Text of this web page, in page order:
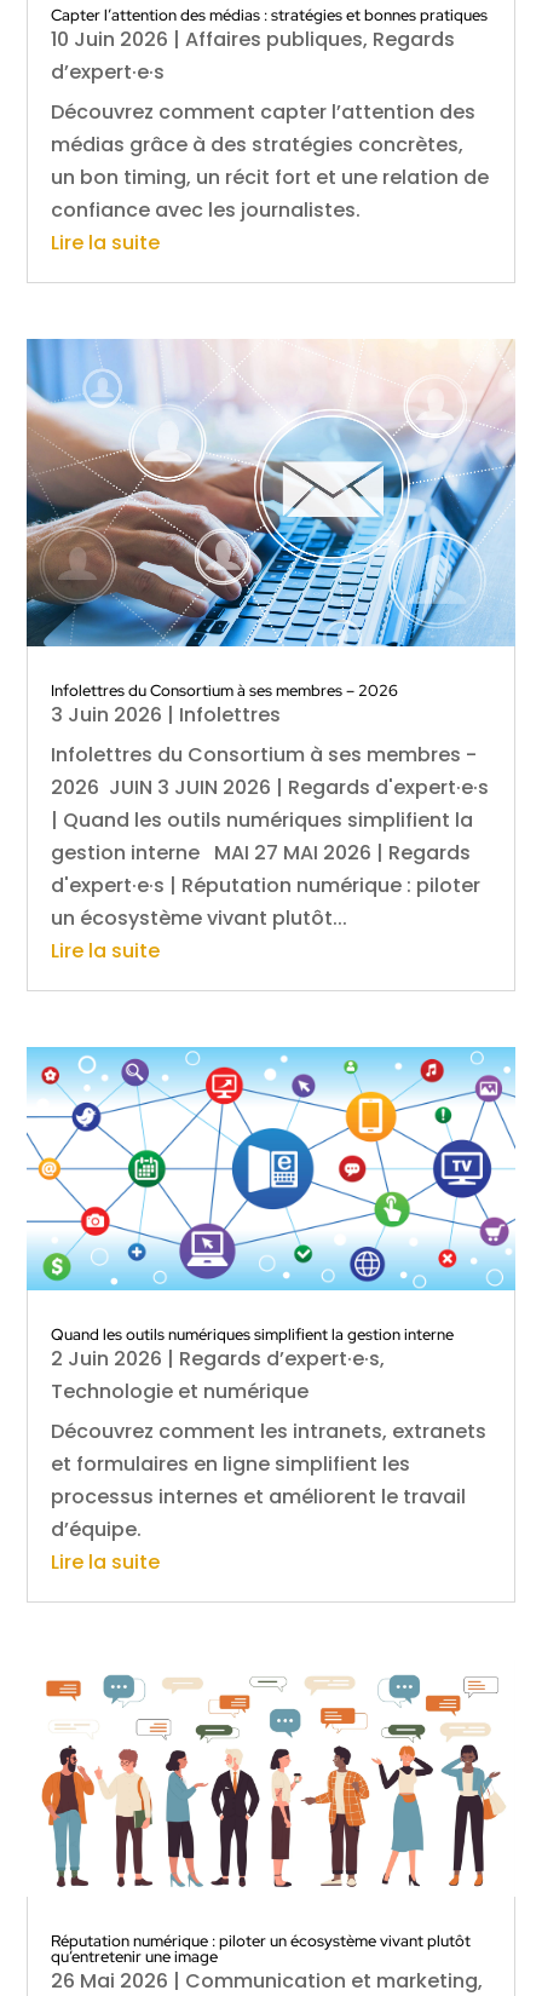
Capter l’attention des médias : stratégies et bonnes pratiques
10 Juin 2026 |Affaires publiques, Regards
d’expert·e·s
Découvrez comment capter l’attention des
médias grâce à des stratégies concrètes,
un bon timing, un récit fort et une relation de
confiance avec les journalistes.
Lire la suite
Infolettres du Consortium à ses membres – 2026
3 Juin 2026 | Infolettres
Infolettres du Consortium à ses membres -
2026 JUIN 3 JUIN 2026 | Regards d'expert·e·s
| Quand les outils numériques simplifient la
gestion interne MAI 27 MAI 2026 | Regards
d'expert·e·s | Réputation numérique : piloter
un écosystème vivant plutôt...
Lire la suite
Quand les outils numériques simplifient la gestion interne
2 Juin 2026 | Regards d’expert·e·s,
Technologie et numérique
Découvrez comment les intranets, extranets
et formulaires en ligne simplifient les
processus internes et améliorent le travail
d’équipe.
Lire la suite
Réputation numérique : piloter un écosystème vivant plutôt
qu’entretenir une image
26 Mai 2026 | Communication et marketing,